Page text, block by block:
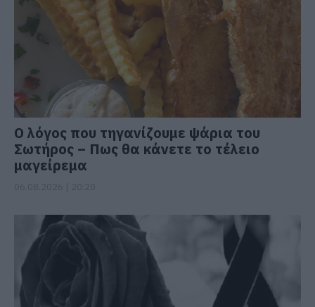
Ο λόγος που τηγανίζουμε ψάρια του
Σωτήρος – Πως θα κάνετε το τέλειο
μαγείρεμα